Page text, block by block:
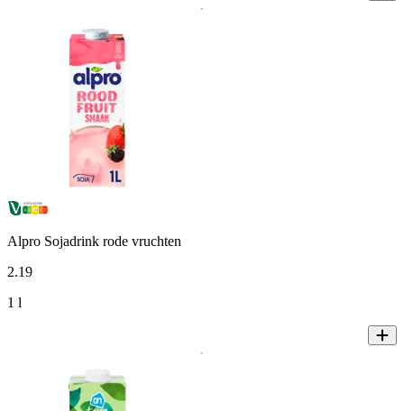
Alpro Sojadrink rode vruchten
2.19
1 l